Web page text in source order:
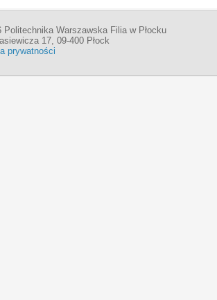
Politechnika Warszawska Filia w Płocku
17, 09-400 Płock
prywatności